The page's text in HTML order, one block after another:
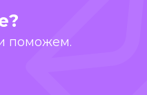
поможем.